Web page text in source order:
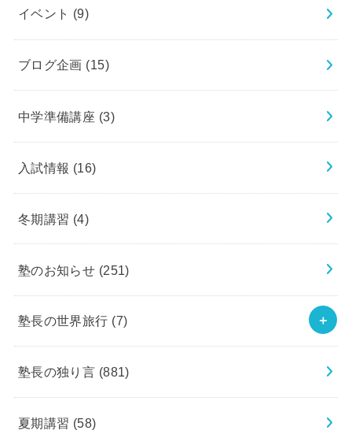
イベント (9)
ブログ企画 (15)
中学準備講座 (3)
入試情報 (16)
冬期講習 (4)
塾のお知らせ (251)
塾長の世界旅行 (7)
塾長の独り言 (881)
夏期講習 (58)